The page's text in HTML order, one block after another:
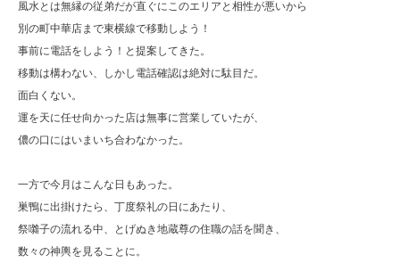
風水とは無縁の従弟だが直ぐにこのエリアと相性が悪いから
別の町中華店まで東横線で移動しよう！
事前に電話をしよう！と提案してきた。
移動は構わない、しかし電話確認は絶対に駄目だ。
面白くない。
運を天に任せ向かった店は無事に営業していたが、
儂の口にはいまいち合わなかった。
一方で今月はこんな日もあった。
巣鴨に出掛けたら、丁度祭礼の日にあたり、
祭囃子の流れる中、とげぬき地蔵尊の住職の話を聞き、
数々の神輿を見ることに。